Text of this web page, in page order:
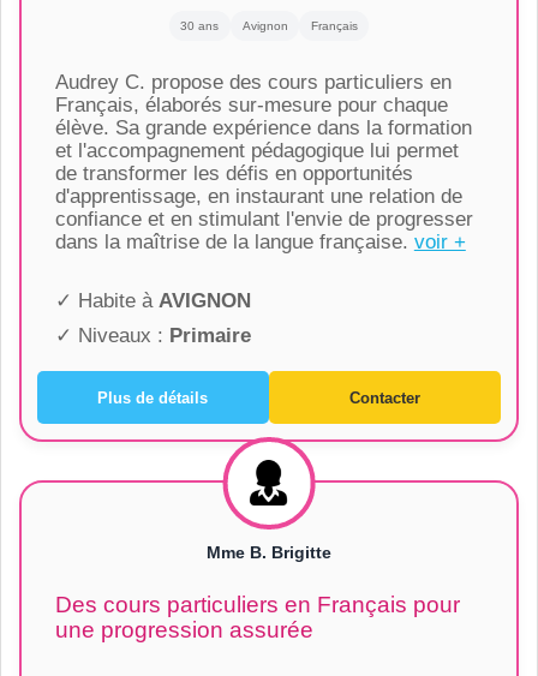
30 ans Avignon Français
Audrey C. propose des cours particuliers en
Français, élaborés sur-mesure pour chaque
élève. Sa grande expérience dans la formation
et l'accompagnement pédagogique lui permet
de transformer les défis en opportunités
d'apprentissage, en instaurant une relation de
confiance et en stimulant l'envie de progresser
dans la maîtrise de la langue française. voir +
✓ Habite à AVIGNON
✓ Niveaux : Primaire
Plus de détails Contacter
Mme B. Brigitte
Des cours particuliers en Français pour
une progression assurée